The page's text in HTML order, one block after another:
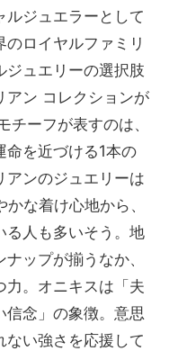
ルジュエラーとして
ロイヤルファミリ
ジュエリーの選択肢
アン コレクションが
ーフが表すのは、
命を近づける1本の
アンのジュエリーは
な着け心地から、
る人も多いそう。地
ップが揃うなか、
力。オニキスは「夫
念」の象徴。意思
ない強さを応援して